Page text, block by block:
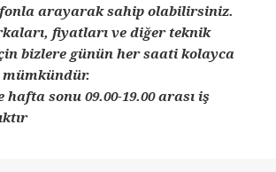
arayarak sahip olabilirsiniz.
fiyatları ve diğer teknik
bizlere günün her saati kolayca
mümkündür.
sonu 09.00-19.00 arası iş